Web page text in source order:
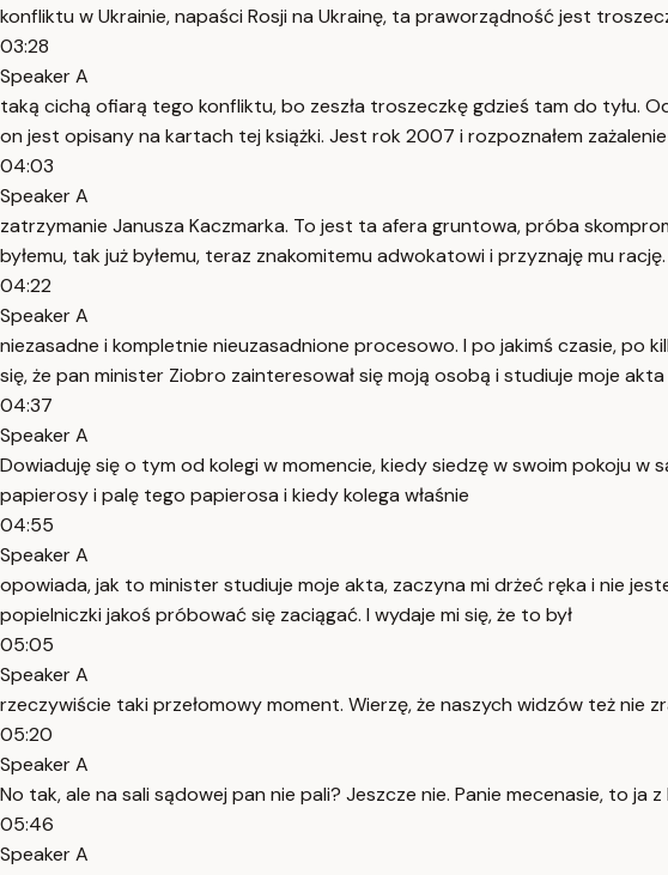
konfliktu w Ukrainie, napaści Rosji na Ukrainę, ta praworządność jest
03:28
Speaker A
taką cichą ofiarą tego konfliktu, bo zeszła troszeczkę gdzieś tam do tyłu.
on jest opisany na kartach tej książki. Jest rok 2007 i rozpoznałem
04:03
Speaker A
zatrzymanie Janusza Kaczmarka. To jest ta afera gruntowa, próba
byłemu, tak już byłemu, teraz znakomitemu adwokatowi i przyznaję mu
04:22
Speaker A
niezasadne i kompletnie nieuzasadnione procesowo. I po jakimś czasie,
się, że pan minister Ziobro zainteresował się moją osobą i studiuje moje
04:37
Speaker A
Dowiaduję się o tym od kolegi w momencie, kiedy siedzę w swoim pokoju w
papierosy i palę tego papierosa i kiedy kolega właśnie
04:55
Speaker A
opowiada, jak to minister studiuje moje akta, zaczyna mi drżeć ręka i nie
popielniczki jakoś próbować się zaciągać. I wydaje mi się, że to był
05:05
Speaker A
rzeczywiście taki przełomowy moment. Wierzę, że naszych widzów też nie
05:20
Speaker A
No tak, ale na sali sądowej pan nie pali? Jeszcze nie. Panie mecenasie, to
05:46
Speaker A